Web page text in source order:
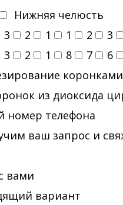
Нижняя челюсть
3 2 1 1 2 3
3 2 1 8 7 6
из диоксида
номер телефона
ваш запрос и
вами
вариант